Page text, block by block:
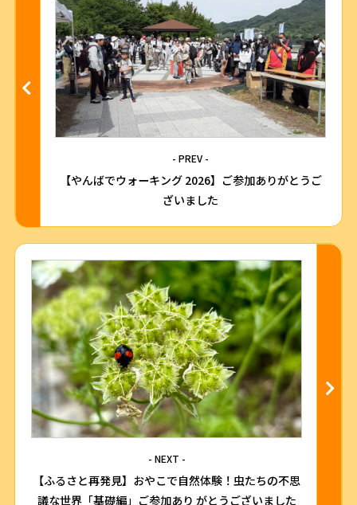
- PREV -
【やんばでウォーキング 2026】ご参加ありがとうご
ざいました
- NEXT -
【ふるさと再発見】おやこで自然体験！虫たちの不思
議な世界「基礎編」ご参加あり がとうございました